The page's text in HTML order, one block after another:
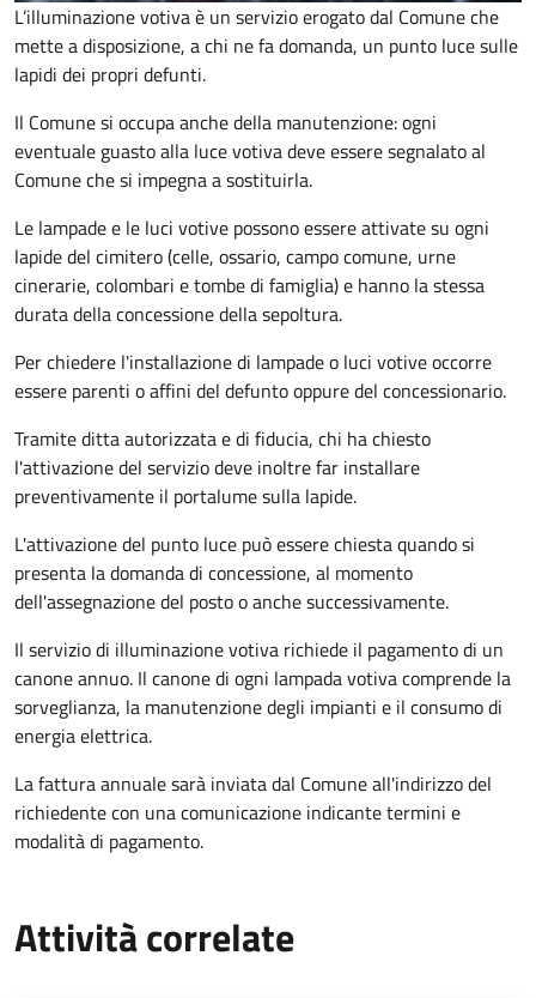
L’illuminazione votiva è un servizio erogato dal Comune che
mette a disposizione, a chi ne fa domanda, un punto luce sulle
lapidi dei propri defunti.
Il Comune si occupa anche della manutenzione: ogni
eventuale guasto alla luce votiva deve essere segnalato al
Comune che si impegna a sostituirla.
Le lampade e le luci votive possono essere attivate su ogni
lapide del cimitero (celle, ossario, campo comune, urne
cinerarie, colombari e tombe di famiglia) e hanno la stessa
durata della concessione della sepoltura.
Per chiedere l'installazione di lampade o luci votive occorre
essere parenti o affini del defunto oppure del concessionario.
Tramite ditta autorizzata e di fiducia, chi ha chiesto
l'attivazione del servizio deve inoltre far installare
preventivamente il portalume sulla lapide.
L'attivazione del punto luce può essere chiesta quando si
presenta la domanda di concessione, al momento
dell'assegnazione del posto o anche successivamente.
Il servizio di illuminazione votiva richiede il pagamento di un
canone annuo. Il canone di ogni lampada votiva comprende la
sorveglianza, la manutenzione degli impianti e il consumo di
energia elettrica.
La fattura annuale sarà inviata dal Comune all'indirizzo del
richiedente con una comunicazione indicante termini e
modalità di pagamento.
Attività correlate